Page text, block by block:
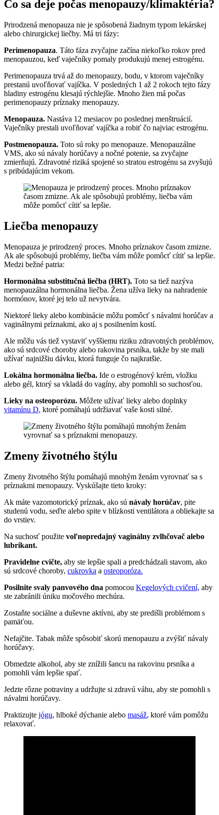
Čo sa deje počas menopauzy/klimaktéria?
Prirodzená menopauza nie je spôsobená žiadnym typom lekárskej
alebo chirurgickej liečby. Má tri fázy:
Perimenopauza. Táto fáza zvyčajne začína niekoľko rokov pred
menopauzou, keď vaječníky pomaly produkujú menej estrogénu.
Perimenopauza trvá až do menopauzy, bodu, v ktorom vaječníky
prestanú uvoľňovať vajíčka. V posledných 1 až 2 rokoch tejto fázy
hladiny estrogénu klesajú rýchlejšie. Mnoho žien má počas
perimenopauzy príznaky menopauzy.
Menopauza. Nastáva 12 mesiacov po poslednej menštruácií.
Vaječníky prestali uvoľňovať vajíčka a robiť čo najviac estrogénu.
Postmenopauza. Toto sú roky po menopauze. Menopauzálne
VMS, ako sú návaly horúčavy a nočné potenie, sa zvyčajne
zmierňujú. Zdravotné riziká spojené so stratou estrogénu sa zvyšujú
s pribúdajúcim vekom.
Liečba menopauzy
Menopauza je prirodzený proces. Mnoho príznakov časom zmizne.
Ak ale spôsobujú problémy, liečba vám môže pomôcť cítiť sa lepšie.
Medzi bežné patria:
Hormonálna substitučná liečba (HRT). Toto sa tiež nazýva
menopauzálna hormonálna liečba. Žena užíva lieky na nahradenie
hormónov, ktoré jej telo už nevytvára.
Niektoré lieky alebo kombinácie môžu pomôcť s návalmi horúčav a
vaginálnymi príznakmi, ako aj s posilnením kostí.
Ale môžu vás tiež vystaviť vyššiemu riziku zdravotných problémov,
ako sú srdcové choroby alebo rakovina prsníka, takže by ste mali
užívať najnižšiu dávku, ktorá funguje čo najkratšie.
Lokálna hormonálna liečba. Ide o estrogénový krém, vložku
alebo gél, ktorý sa vkladá do vagíny, aby pomohli so suchosťou.
Lieky na osteoporózu. Môžete užívať lieky alebo doplnky
vitamínu D, ktoré pomáhajú udržiavať vaše kosti silné.
Zmeny životného štýlu
Zmeny životného štýlu pomáhajú mnohým ženám vyrovnať sa s
príznakmi menopauzy. Vyskúšajte tieto kroky:
Ak máte vazomotorický príznak, ako sú návaly horúčav, pite
studenú vodu, seďte alebo spite v blízkosti ventilátora a obliekajte sa
do vrstiev.
Na suchosť použite voľnopredajný vaginálny zvlhčovač alebo
lubrikant.
Pravidelne cvičte, aby ste lepšie spali a predchádzali stavom, ako
sú srdcové choroby, cukrovka a osteoporóza.
Posilnite svaly panvového dna pomocou Kegelových cvičení, aby
ste zabránili úniku močového mechúra.
Zostaňte sociálne a duševne aktívni, aby ste predišli problémom s
pamäťou.
Nefajčite. Tabak môže spôsobiť skorú menopauzu a zvýšiť návaly
horúčavy.
Obmedzte alkohol, aby ste znížili šancu na rakovinu prsníka a
pomohli vám lepšie spať.
Jedzte rôzne potraviny a udržujte si zdravú váhu, aby ste pomohli s
návalmi horúčavy.
Praktizujte jógu, hlboké dýchanie alebo masáž, ktoré vám pomôžu
relaxovať.